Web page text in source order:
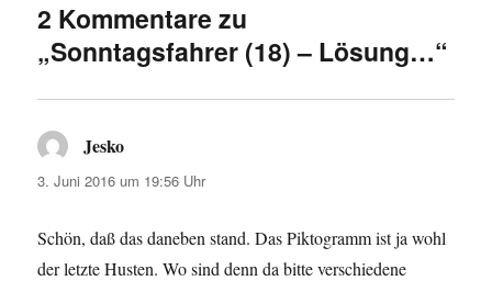
2 Kommentare zu
„Sonntagsfahrer (18) – Lösung…“
Jesko
3. Juni 2016 um 19:56 Uhr
Schön, daß das daneben stand. Das Piktogramm ist ja wohl
der letzte Husten. Wo sind denn da bitte verschiedene